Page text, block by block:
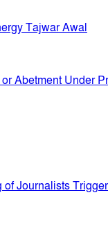
Tajwar Awal
Abetment Under
Journalists